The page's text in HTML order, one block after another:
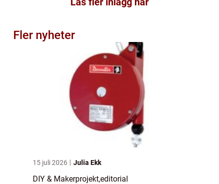
Fler nyheter
15 juli 2026 Julia Ekk
DIY & Makerprojekt,editorial